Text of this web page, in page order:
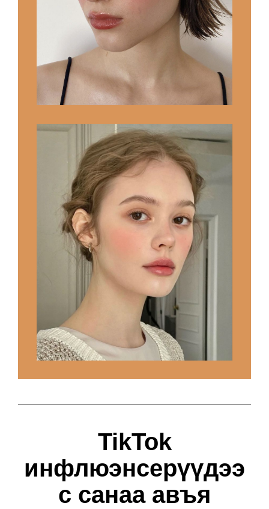
TikTok
инфлюэнсерүүдээ
с санаа авъя